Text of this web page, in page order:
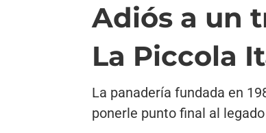
Adiós a un
La Piccola
La panadería fundada en
ponerle punto final al